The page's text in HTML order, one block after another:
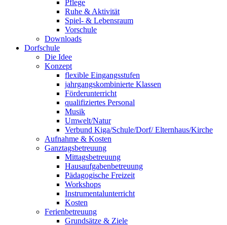
Pflege
Ruhe & Aktivität
Spiel- & Lebensraum
Vorschule
Downloads
Dorfschule
Die Idee
Konzept
flexible Eingangsstufen
jahrgangskombinierte Klassen
Förderunterricht
qualifiziertes Personal
Musik
Umwelt/Natur
Verbund Kiga/Schule/Dorf/ Elternhaus/Kirche
Aufnahme & Kosten
Ganztagsbetreuung
Mittagsbetreuung
Hausaufgabenbetreuung
Pädagogische Freizeit
Workshops
Instrumentalunterricht
Kosten
Ferienbetreuung
Grundsätze & Ziele